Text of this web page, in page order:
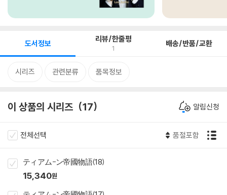
도서정보 리뷰/한줄평
1 배송/반품/교환
시리즈 관련분류 품목정보
이 상품의 시리즈 17 알림신청
전체선택 품절포함
ティアム-ン帝國物語(18)
15,340원